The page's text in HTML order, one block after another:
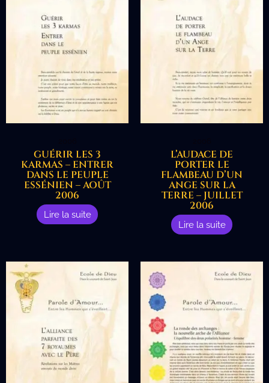
GUÉRIR LES 3
KARMAS – ENTRER
DANS LE PEUPLE
ESSÉNIEN – AOÛT
2006
Lire la suite
L’AUDACE DE
PORTER LE
FLAMBEAU D’UN
ANGE SUR LA
TERRE – JUILLET
2006
Lire la suite